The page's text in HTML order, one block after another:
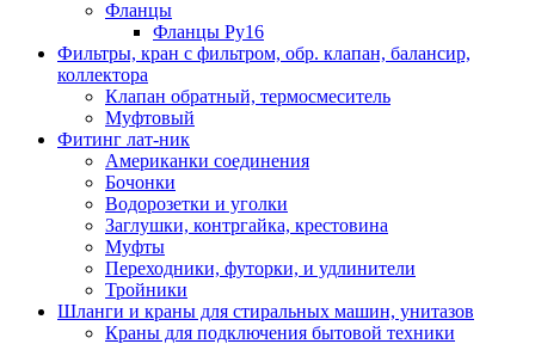
Фланцы
Фланцы Ру16
Фильтры, кран с фильтром, обр. клапан, балансир,
коллектора
Клапан обратный, термосмеситель
Муфтовый
Фитинг лат-ник
Американки соединения
Бочонки
Водорозетки и уголки
Заглушки, контргайка, крестовина
Муфты
Переходники, футорки, и удлинители
Тройники
Шланги и краны для стиральных машин, унитазов
Краны для подключения бытовой техники